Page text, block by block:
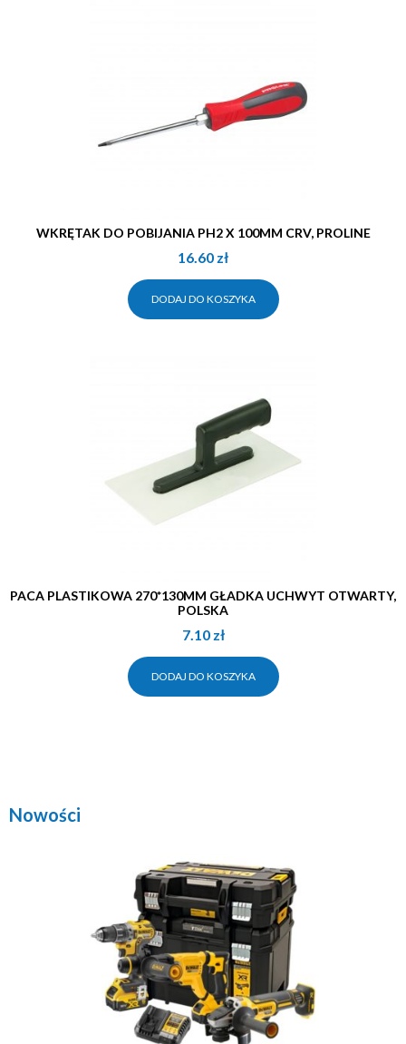
WKRĘTAK DO POBIJANIA PH2 X 100MM CRV, PROLINE
16.60 zł
DODAJ DO KOSZYKA
PACA PLASTIKOWA 270*130MM GŁADKA UCHWYT OTWARTY,
POLSKA
7.10 zł
DODAJ DO KOSZYKA
Nowości